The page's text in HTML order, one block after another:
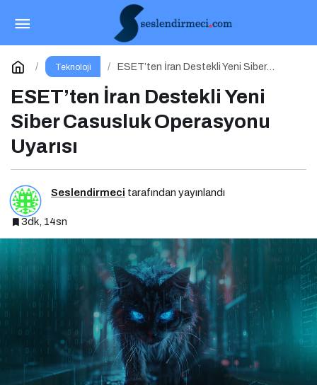
Teknoloji
ESET’ten İran Destekli Yeni Siber
ESET’ten İran Destekli Yeni
Siber Casusluk Operasyonu
Uyarısı
Seslendirmeci tarafından yayınlandı
3dk, 14sn
Dijital Bahar Temizliği: Hareketsiz
Hesaplarınızı Temizlemenin Zamanı Geldi!
Yorum Yap